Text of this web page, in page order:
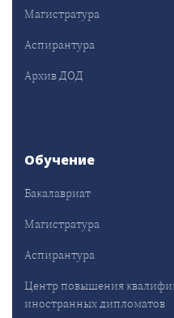
Магистратура
Аспирантура
Архив ДОД
Обучение
Бакалавриат
Магистратура
Аспирантура
Центр повышения
иностранных дипломатов